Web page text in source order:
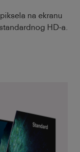
na ekranu
HD-a.